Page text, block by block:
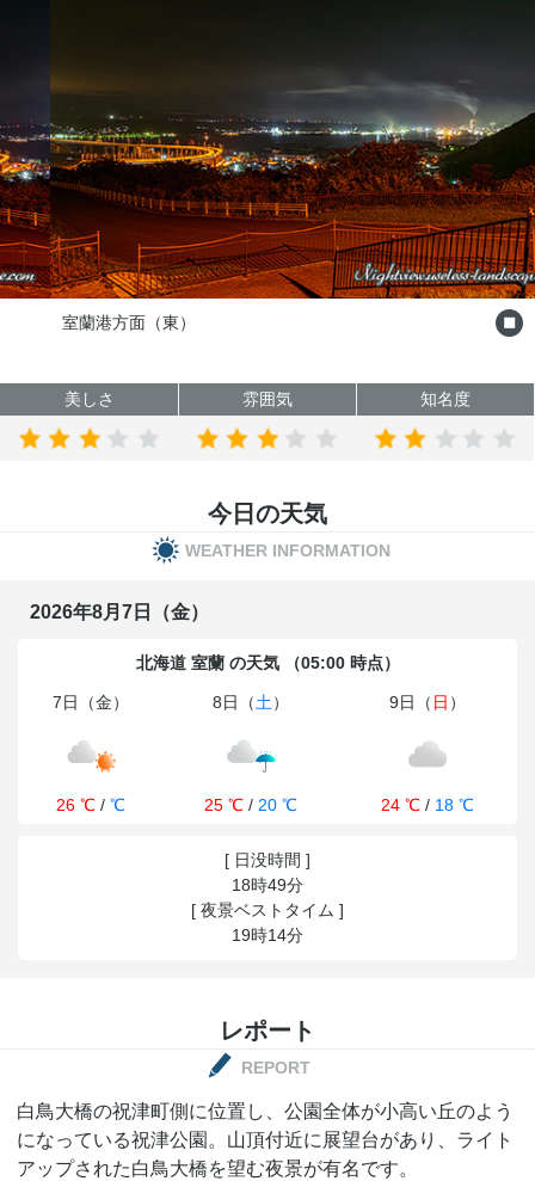
室蘭港方面（東）
美しさ 雰囲気 知名度
今日の天気
WEATHER INFORMATION
2026年8月7日（金）
北海道 室蘭 の天気 （05:00 時点）
7日（金） 8日（土） 9日（ 日 ）
26 ℃/ ℃ 25 ℃/ 20 ℃ 24 ℃ / 18 ℃
[ 日没時間 ]
18時49分
[ 夜景ベストタイム ]
19時14分
レポート
REPORT
白鳥大橋の祝津町側に位置し、公園全体が小高い丘のよう
になっている祝津公園。山頂付近に展望台があり、ライト
アップされた白鳥大橋を望む夜景が有名です。